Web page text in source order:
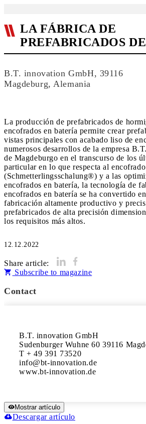
LA FÁBRICA DE
PREFABRICADOS
B.T. innovation GmbH, 39116
Magdeburg, Alemania
La producción de prefabricados de
encofrados en batería permite crear
vistas principales con acabado liso de
numerosos desarrollos de la empresa
de Magdeburgo en el transcurso de los
particular en lo que respecta al
(Schmetterlingsschalung®) y a las
encofrados en batería, la tecnología de
encofrados en batería se ha convertido
fabricación altamente productivo y
prefabricados de alta precisión
los requisitos más altos.
12.12.2022
Share article:
Subscribe to magazine
Contact
B.T. innovation GmbH
Sudenburger Wuhne 60 39116
T + 49 391 73520
info@bt-innovation.de
www.bt-innovation.de
Mostrar artículo
Descargar artículo